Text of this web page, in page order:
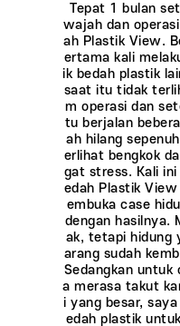
Tepat 1 bulan
wajah dan
ah Plastik View.
ertama kali
ik bedah plastik
saat itu tidak
m operasi dan
tu berjalan
ah hilang
erlihat bengkok
gat stress. Kali
edah Plastik
embuka case
dengan hasilnya.
ak, tetapi hidung
arang sudah
Sedangkan
a merasa takut
i yang besar,
edah plastik